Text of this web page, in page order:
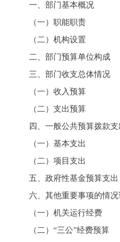
一、部门基本概况
（一）职能职责
（二）机构设置
二、部门预算单位构成
三、部门收支总体情况
（一）收入预算
（二）支出预算
四、一般公共预算拨款支
（一）基本支出
（二）项目支出
五、政府性基金预算支出
六、其他重要事项的情况
（一）机关运行经费
（二） “三公”经费预算